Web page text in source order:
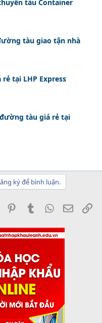
tàu Container
tàu giao tận nhà
tại LHP Express
tàu giá rẻ tại
ký để bình luận.
Reddit PinterestTumblrWhatsApp
Email